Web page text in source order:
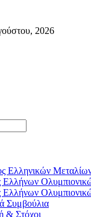
2026
Ελληνικών
Ελλήνων
Ελλήνων
Συμβούλια
& Στόχοι